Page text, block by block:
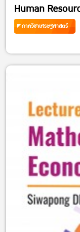
Human
ภาควิชาเศรษฐศาสตร์